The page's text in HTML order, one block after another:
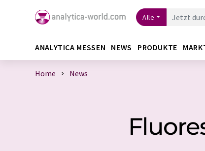
Alle
ANALYTICA MESSEN NEWS PRODUKTE
Home News